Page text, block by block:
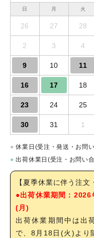
日 月 火
26 27 28
2 3 4
9 10 11
16 17 18
23 24 25
30 31 1
● 休業日(受注・発送・お問
● 出荷休業日(受注・お問い
【夏季休業に伴う注文
●出荷休業期間：
(月)
出荷休業期間中は出
で、8月18日(火)より